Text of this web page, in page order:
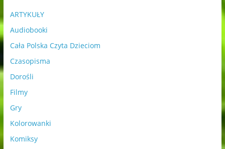
ARTYKUŁY
Audiobooki
Cała Polska Czyta Dzieciom
Czasopisma
Dorośli
Filmy
Gry
Kolorowanki
Komiksy